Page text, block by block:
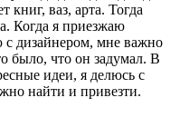
книг, ваз, арта. Тогда
Когда я приезжаю
с дизайнером, мне важно
было, что он задумал. В
идеи, я делюсь с
найти и привезти.